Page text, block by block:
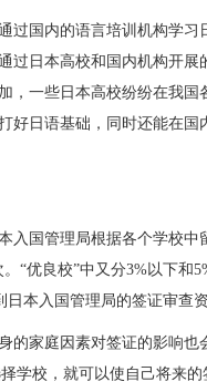
国内的语言培训机构学习
过日本高校和国内机构开
，一些日本高校纷纷在我
好日语基础，同时还能在国
国管理局根据各个学校中
“优良校”中又分3%以下和
本入国管理局的签证审查
家庭因素对签证的影响也
学校，就可以使自己将来